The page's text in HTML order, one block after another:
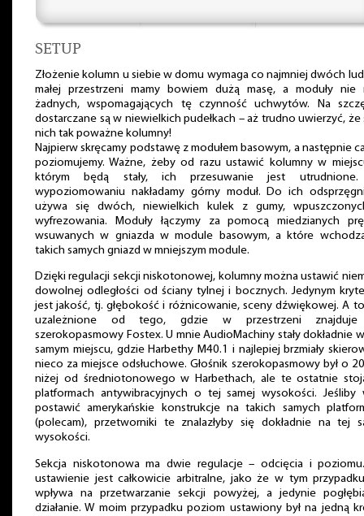
SETUP
Złożenie kolumn u siebie w domu wymaga co najmniej dwóch
małej przestrzeni mamy bowiem dużą masę, a moduły nie
żadnych, wspomagających tę czynność uchwytów. Na
dostarczane są w niewielkich pudełkach – aż trudno uwierzyć, że
nich tak poważne kolumny!
Najpierw skręcamy podstawę z modułem basowym, a następnie
poziomujemy. Ważne, żeby od razu ustawić kolumny w
którym będą stały, ich przesuwanie jest
wypoziomowaniu nakładamy górny moduł. Do ich
używa się dwóch, niewielkich kulek z gumy,
wyfrezowania. Moduły łączymy za pomocą miedzianych
wsuwanych w gniazda w module basowym, a które
takich samych gniazd w mniejszym module.
Dzięki regulacji sekcji niskotonowej, kolumny można ustawić
dowolnej odległości od ściany tylnej i bocznych. Jedynym
jest jakość, tj. głębokość i różnicowanie, sceny dźwiękowej. A
uzależnione od tego, gdzie w przestrzeni
szerokopasmowy Fostex. U mnie AudioMachiny stały dokładnie
samym miejscu, gdzie Harbethy M40.1 i najlepiej brzmiały
nieco za miejsce odsłuchowe. Głośnik szerokopasmowy był o
niżej od średniotonowego w Harbethach, ale te ostatnie
platformach antywibracyjnych o tej samej wysokości. Jeśliby
postawić amerykańskie konstrukcje na takich samych
(polecam), przetworniki te znalazłyby się dokładnie na tej
wysokości.
Sekcja niskotonowa ma dwie regulacje – odcięcia i
ustawienie jest całkowicie arbitralne, jako że w tym
wpływa na przetwarzanie sekcji powyżej, a jedynie
działanie. W moim przypadku poziom ustawiony był na jedną